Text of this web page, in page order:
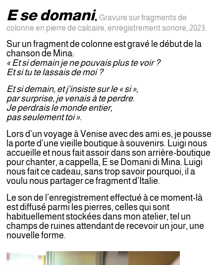
E se domani,Gravure sur fragments de
colonne en pierre de calcaire, enregistrement sonore, 2023.
Sur un fragment de colonne est gravé le début de la
chanson de Mina:
« Et si demain je ne pouvais plus te voir ?
Et si tu te lassais de moi ?
Et si demain, et j’insiste sur le « si »,
par surprise, je venais à te perdre.
Je perdrais le monde entier,
pas seulement toi ».
Lors d’un voyage à Venise avec des ami.es, je pousse
la porte d’une vieille boutique à souvenirs. Luigi nous
accueille et nous fait assoir dans son arrière-boutique
pour chanter, a cappella, E se Domani di Mina. Luigi
nous fait ce cadeau, sans trop savoir pourquoi, il a
voulu nous partager ce fragment d’Italie.
Le son de l’enregistrement effectué à ce moment-là
est diffusé parmi les pierres, celles qui sont
habituellement stockées dans mon atelier, tel un
champs de ruines attendant de recevoir un jour, une
nouvelle forme.